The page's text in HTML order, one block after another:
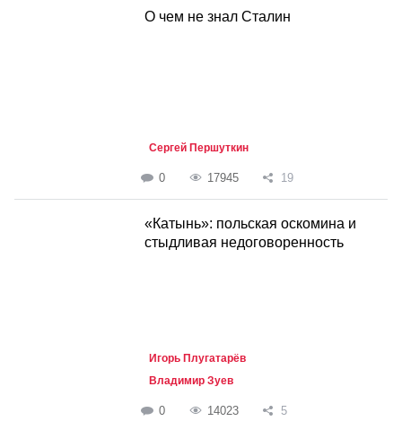
О чем не знал Сталин
Сергей Першуткин
0 17945 19
«Катынь»: польская оскомина и
стыдливая недоговоренность
Игорь Плугатарёв
Владимир Зуев
0 14023 5